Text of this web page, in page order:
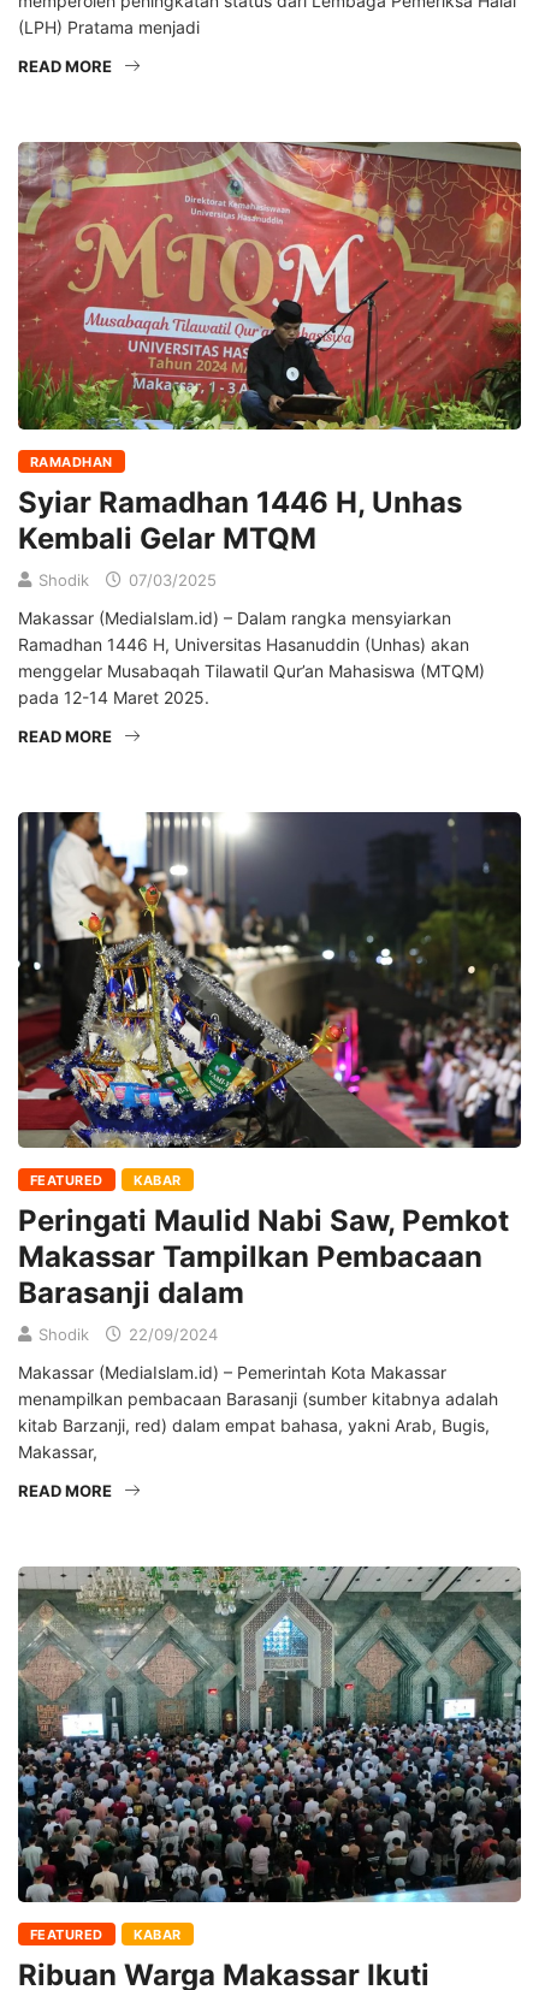
(LPH) Pratama menjadi
READ MORE
RAMADHAN
Syiar Ramadhan 1446 H, Unhas
Kembali Gelar MTQM
Shodik 07/03/2025
Makassar (MediaIslam.id) – Dalam rangka mensyiarkan
Ramadhan 1446 H, Universitas Hasanuddin (Unhas) akan
menggelar Musabaqah Tilawatil Qur’an Mahasiswa (MTQM)
pada 12-14 Maret 2025.
READ MORE
FEATURED KABAR
Peringati Maulid Nabi Saw, Pemkot
Makassar Tampilkan Pembacaan
Barasanji dalam
Shodik 22/09/2024
Makassar (MediaIslam.id) – Pemerintah Kota Makassar
menampilkan pembacaan Barasanji (sumber kitabnya adalah
kitab Barzanji, red) dalam empat bahasa, yakni Arab, Bugis,
Makassar,
READ MORE
FEATURED KABAR
Ribuan Warga Makassar Ikuti